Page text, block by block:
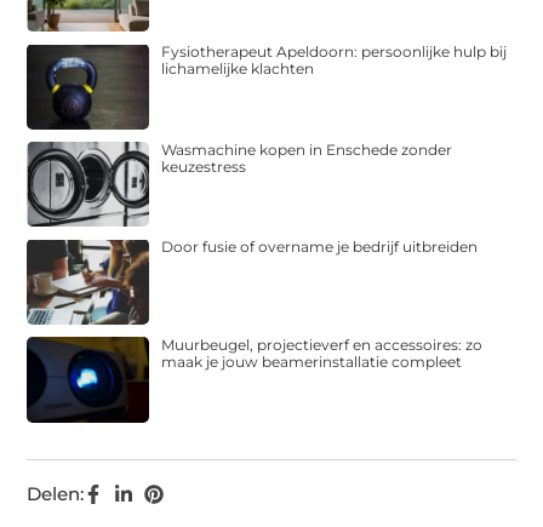
Delen:
Fysiotherapeut Apeldoorn: persoonlijke hulp bij
lichamelijke klachten
Wasmachine kopen in Enschede zonder
keuzestress
Door fusie of overname je bedrijf uitbreiden
Muurbeugel, projectieverf en accessoires: zo
maak je jouw beamerinstallatie compleet